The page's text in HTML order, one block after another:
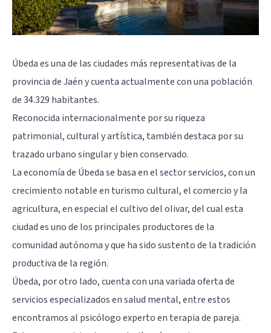
Úbeda es una de las ciudades más representativas de la
provincia de Jaén y cuenta actualmente con una población
de 34.329 habitantes.
Reconocida internacionalmente por su riqueza
patrimonial, cultural y artística, también destaca por su
trazado urbano singular y bien conservado.
La economía de Úbeda se basa en el sector servicios, con un
crecimiento notable en turismo cultural, el comercio y la
agricultura, en especial el cultivo del olivar, del cual esta
ciudad es uno de los principales productores de la
comunidad autónoma y que ha sido sustento de la tradición
productiva de la región.
Úbeda, por otro lado, cuenta con una variada oferta de
servicios especializados en salud mental, entre estos
encontramos al psicólogo experto en terapia de pareja.